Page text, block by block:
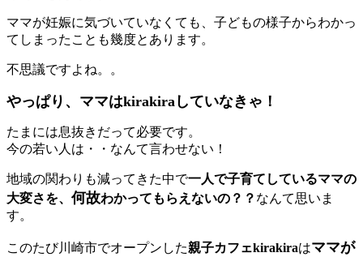
ママが妊娠に気づいていなくても、子どもの様子からわかっ
てしまったことも幾度とあります。
不思議ですよね。。
やっぱり、ママはkirakiraしていなきゃ！
たまには息抜きだって必要です。
今の若い人は・・なんて言わせない！
地域の関わりも減ってきた中で一人で子育てしているママの
大変さを、 何故わかってもらえないの？？ なんて思いま
す。
このたび川崎市でオープンした親子カフェkirakiraはママが